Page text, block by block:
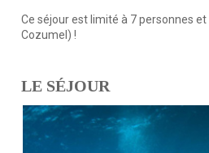
Ce séjour est limité à 7 personnes
Cozumel) !
LE SÉJOUR